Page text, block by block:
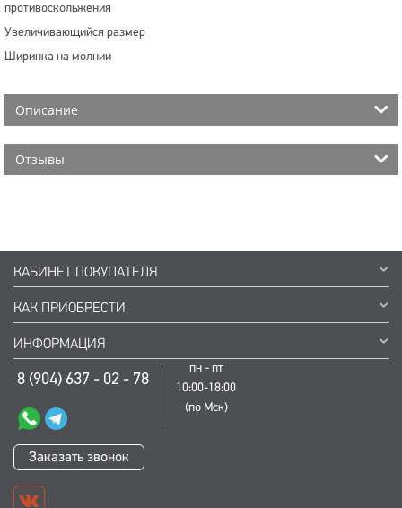
противоскольжения
Увеличивающийся размер
Ширинка на молнии
Описание
Отзывы
КАБИНЕТ ПОКУПАТЕЛЯ
КАК ПРИОБРЕСТИ
ИНФОРМАЦИЯ
8 (904) 637 - 02 - 78
пн - пт
10:00-18:00
(по Мск)
Заказать звонок